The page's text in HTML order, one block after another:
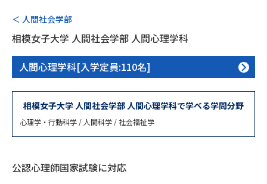
配慮案内」の請求
幼稚園教員資格認定試験 小学校教員資格認定試験
高等学校（情報）教員資格認定
試験
大学研究
大学で学べる内容や特徴を調べる
＜ 人間社会学部
相模女子大学 人間社会学部 人間心理学科
人間心理学科[入学定員:110名]
相模女子大学 人間社会学部 人間心理学科で学べる学問分野
心理学・行動科学 / 人間科学 / 社会福祉学
公認心理師国家試験に対応